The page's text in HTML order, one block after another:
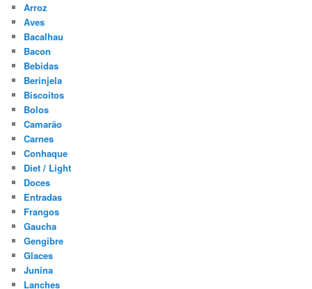
Arroz
Aves
Bacalhau
Bacon
Bebidas
Berinjela
Biscoitos
Bolos
Camarão
Carnes
Conhaque
Diet / Light
Doces
Entradas
Frangos
Gaucha
Gengibre
Glaces
Junina
Lanches